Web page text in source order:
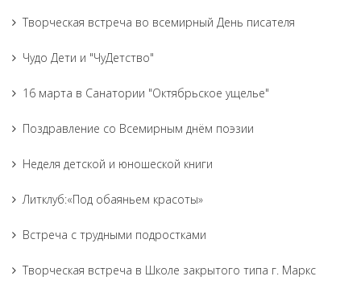
Творческая встреча во всемирный День писателя
Чудо Дети и "ЧуДетство"
16 марта в Санатории "Октябрьское ущелье"
Поздравление со Всемирным днём поэзии
Неделя детской и юношеской книги
Литклуб:«Под обаяньем красоты»
Встреча с трудными подростками
Творческая встреча в Школе закрытого типа г. Маркс